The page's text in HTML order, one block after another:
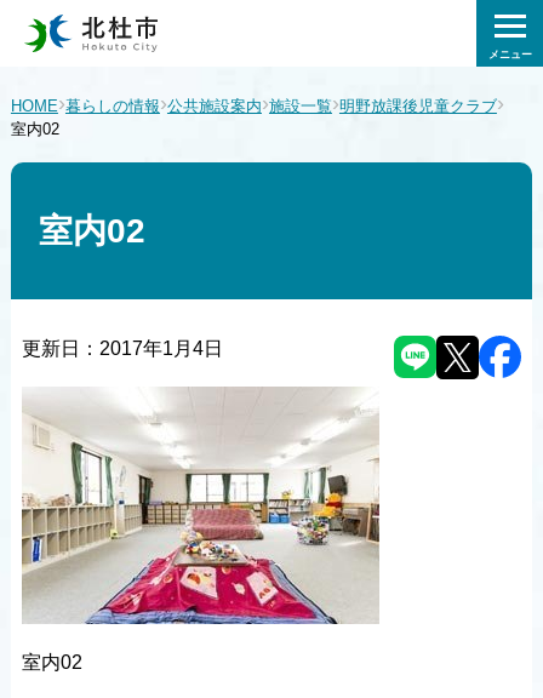
メニュー
HOME›暮らしの情報›公共施設案内›施設一覧›明野放課後児童クラブ›
室内02
室内02
更新日： 2017年1月4日
室内02